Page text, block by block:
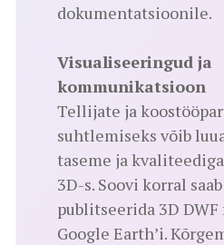
dokumentatsioonile.
Visualiseeringud ja
kommunikatsioon
Tellijate ja
suhtlemiseks võib
taseme ja
3D-s. Soovi korral
publitseerida 3D
Google Earth’i.